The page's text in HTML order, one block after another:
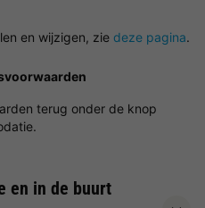
en wijzigen, zie deze pagina.
terug onder de knop
en in de buurt